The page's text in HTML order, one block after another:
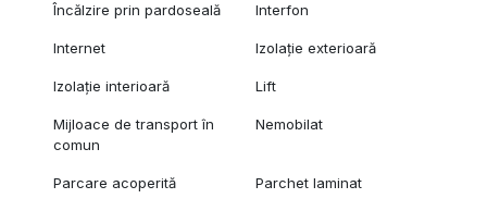
Încălzire prin pardoseală Interfon
Internet Izolație exterioară
Izolație interioară Lift
Mijloace de transport în
comun
Nemobilat
Parcare acoperită Parchet laminat